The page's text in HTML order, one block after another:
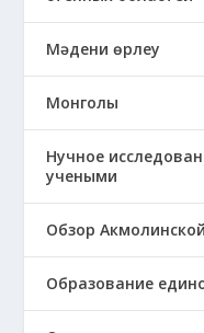
Мәдени өрлеу
Монголы
Нучное
учеными
Обзор
Образование